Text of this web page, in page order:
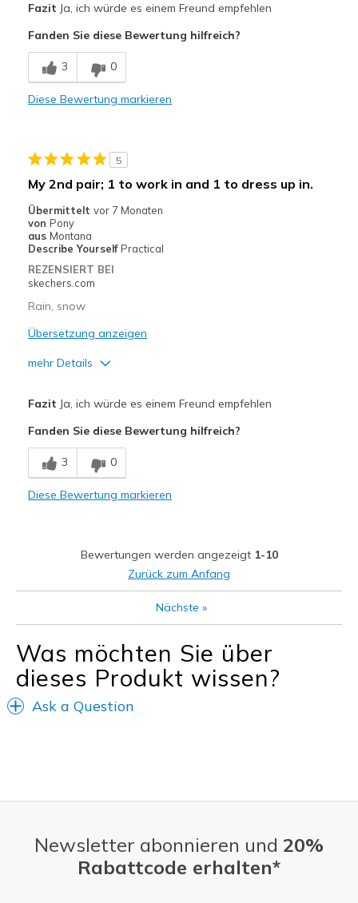
Breathe Well
Comfortable
Geeignete Verwendung
Width
Sizing
Feels true to size
View On Shoes
Fazit Ja, ich würde es einem Freund empfehlen
Fanden Sie diese Bewertung hilfreich?
3 0
Diese Bewertung markieren
5
My 2nd pair; 1 to work in and 1 to dress up in.
Übermittelt vor 7 Monaten
von Pony
aus Montana
Describe Yourself Practical
REZENSIERT BEI
skechers.com
Rain, snow
Übersetzung anzeigen
mehr Details
Breathe Well
Comfortable
Geeignete Verwendung
Casual Wear
Sizing
Feels true to size
View On Shoes
Shoes are for Wearing
Fazit Ja, ich würde es einem Freund empfehlen
Fanden Sie diese Bewertung hilfreich?
3 0
Diese Bewertung markieren
Bewertungen werden angezeigt 1-10
Zurück zum Anfang
Nächste »
Was möchten Sie über
dieses Produkt wissen?
Ask a Question
Newsletter abonnieren und 20%
Rabattcode erhalten*